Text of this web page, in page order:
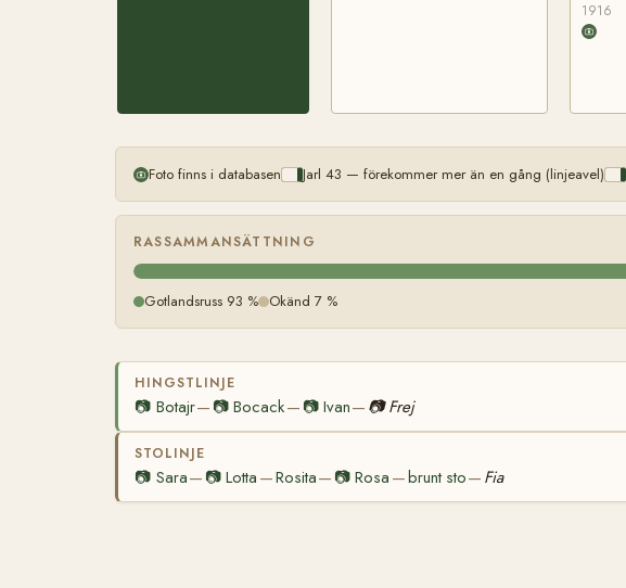
1916
Foto finns i databasen Jarl 43 — förekommer mer än en gång (linjeavel)
RASSAMMANSÄTTNING
Gotlandsruss 93 % Okänd 7 %
HINGSTLINJE
📷 Botajr— 📷Bocack— 📷 Ivan— 📷 Frej
STOLINJE
📷 Sara— 📷Lotta —Rosita— 📷Rosa —brunt sto— Fia